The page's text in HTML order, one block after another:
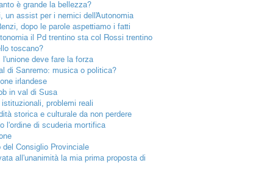
è grande la bellezza?
un assist per i nemici dell’Autonomia
dopo le parole aspettiamo i fatti
il Pd trentino sta col Rossi trentino
toscano?
l'unione deve fare la forza
di Sanremo: musica o politica?
irlandese
in val di Susa
problemi reali
storica e culturale da non perdere
l'ordine di scuderia mortifica
del Consiglio Provinciale
all'unanimità la mia prima proposta di